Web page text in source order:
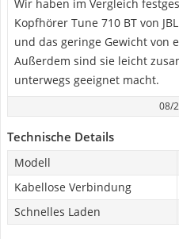
Wir haben im Vergleich
Kopfhörer Tune 710 BT von
und das geringe Gewicht von
Außerdem sind sie leicht
unterwegs geeignet macht.
08/
Technische Details
Modell
Kabellose Verbindung
Schnelles Laden